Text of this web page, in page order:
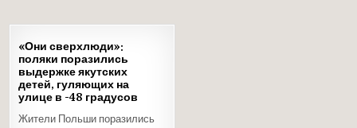
Опубликовано
в
«Они сверхлюди»:
поляки поразились
выдержке якутских
детей, гуляющих на
улице в -48 градусов
Жители Польши поразились